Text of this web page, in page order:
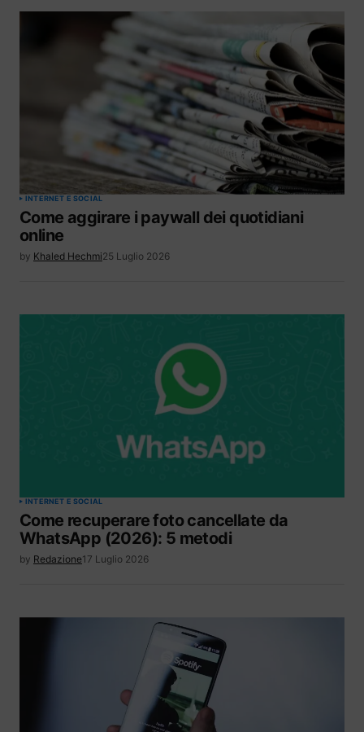
INTERNET E SOCIAL
Come aggirare i paywall dei quotidiani
online
by Khaled Hechmi25 Luglio 2026
INTERNET E SOCIAL
Come recuperare foto cancellate da
WhatsApp (2026): 5 metodi
by Redazione17 Luglio 2026